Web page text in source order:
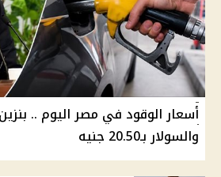
والسولار بـ20.50 جنيه